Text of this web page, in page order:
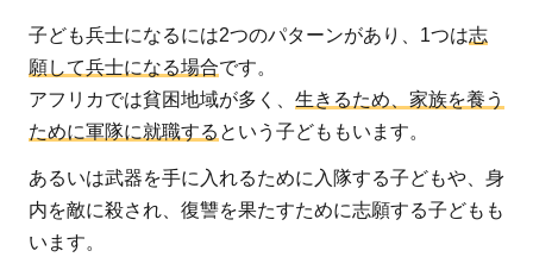
4
アフ
リカ
の子
ども
たち
のた
子ども兵士になるには2つのパターンがあり、1つは志
願して兵士になる場合です。
アフリカでは貧困地域が多く、 生きるため、家族を養う
ために軍隊に就職する という子どももいます。
あるいは武器を手に入れるために入隊する子どもや、身
内を敵に殺され、復讐を果たすために志願する子どもも
います。